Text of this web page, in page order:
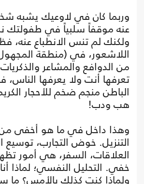
وربما كان في لاوعيك يشبه
عنه موقفاً سلبياً في
ولكنك لم تنس الانطباع عنه،
اللاشعور، في (منطقة
من الدوافع والمشاعر
تعرفها أنت ولا يعرفها
الباطن منجم ضخم للأحجار
هب ودب!
وهذا داخل في ما هو أخفى
التنزيل. خوض التجارب، توسيع
العلاقات، السفر، هي أمور
خفي. التحليل النفسي؛ لماذا
ولماذا كنت كذلك بالأمس؟ ما